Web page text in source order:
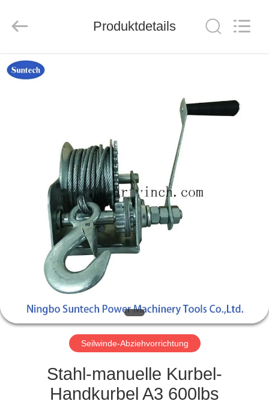
ZU
HAUSE
WERKSBESICHTIGUNG
QUALITÄTSKONTROLLE
NEUIGKEITEN
BITTE UM
ANGEBOT
Tools
Co.,Ltd..
Reserved.
Produktdetails
Seilwinde-Abziehvorrichtung
Stahl-manuelle Kurbel-
Handkurbel A3 600lbs